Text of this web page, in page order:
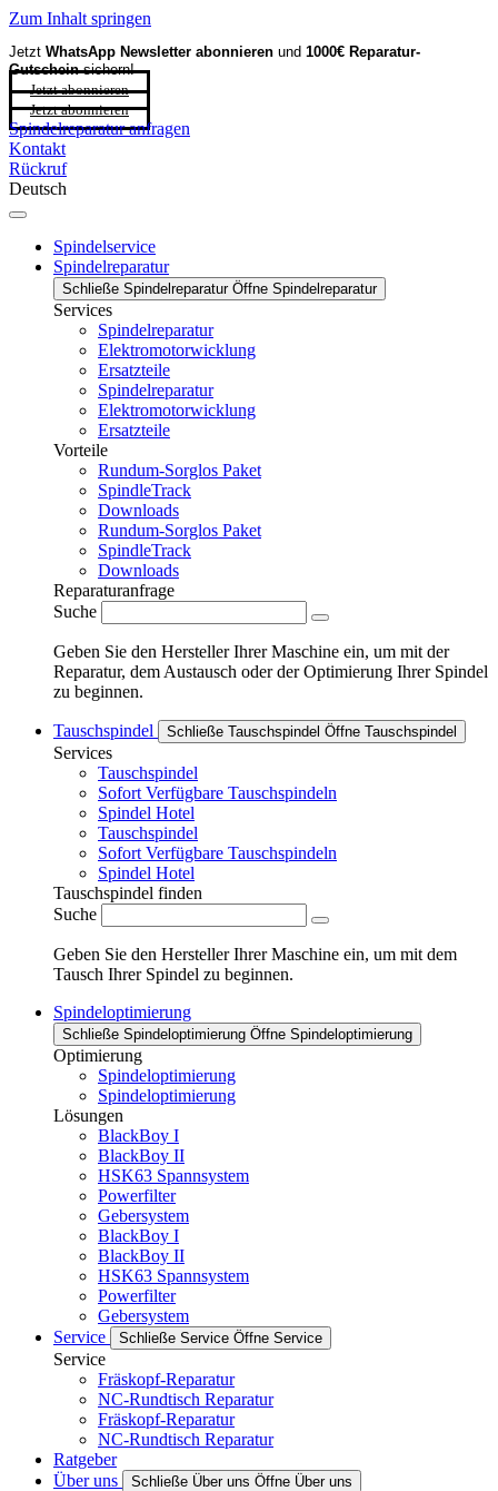
Zum Inhalt springen
Jetzt WhatsApp Newsletter abonnieren und 1000€ Reparatur-
Gutscheinsichern!
Jetzt abonnieren
Jetzt abonnieren
Spindelreparatur anfragen
Kontakt
Rückruf
Deutsch
Spindelservice
Spindelreparatur
Schließe Spindelreparatur Öffne Spindelreparatur
Services
Spindelreparatur
Elektromotorwicklung
Ersatzteile
Spindelreparatur
Elektromotorwicklung
Ersatzteile
Vorteile
Rundum-Sorglos Paket
SpindleTrack
Downloads
Rundum-Sorglos Paket
SpindleTrack
Downloads
Reparaturanfrage
Suche
Geben Sie den Hersteller Ihrer Maschine ein, um mit der
Reparatur, dem Austausch oder der Optimierung Ihrer Spindel
zu beginnen.
Tauschspindel Schließe Tauschspindel Öffne Tauschspindel
Services
Tauschspindel
Sofort Verfügbare Tauschspindeln
Spindel Hotel
Tauschspindel
Sofort Verfügbare Tauschspindeln
Spindel Hotel
Tauschspindel finden
Suche
Geben Sie den Hersteller Ihrer Maschine ein, um mit dem
Tausch Ihrer Spindel zu beginnen.
Spindeloptimierung
Schließe Spindeloptimierung Öffne Spindeloptimierung
Optimierung
Spindeloptimierung
Spindeloptimierung
Lösungen
BlackBoy I
BlackBoy II
HSK63 Spannsystem
Powerfilter
Gebersystem
BlackBoy I
BlackBoy II
HSK63 Spannsystem
Powerfilter
Gebersystem
Service
Schließe Service Öffne Service
Service
Fräskopf-Reparatur
NC-Rundtisch Reparatur
Fräskopf-Reparatur
NC-Rundtisch Reparatur
Ratgeber
Über uns
Schließe Über uns Öffne Über uns